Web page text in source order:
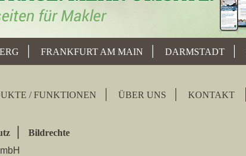
FRANKFURT AM MAIN DARMSTADT
/ FUNKTIONEN ÜBER UNS KONTAKT
Bildrechte